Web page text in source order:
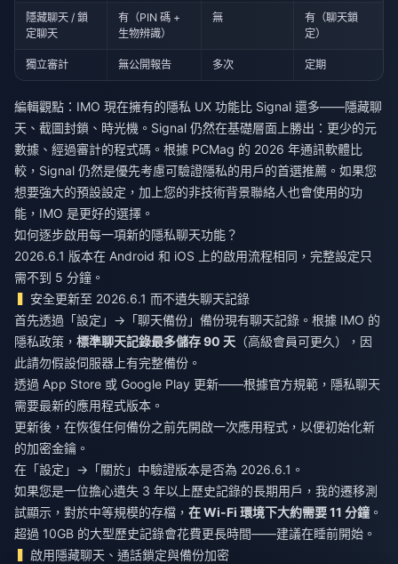
隱藏聊天 / 鎖
定聊天
有（PIN 碼 +
生物辨識）
無
有（聊天鎖
定）
獨立審計 無公開報告 多次 定期
編輯觀點：IMO 現在擁有的隱私 UX 功能比 Signal 還多——隱藏聊
天、截圖封鎖、時光機。Signal 仍然在基礎層面上勝出：更少的元
數據、經過審計的程式碼。根據 PCMag 的 2026 年通訊軟體比
較，Signal 仍然是優先考慮可驗證隱私的用戶的首選推薦。如果您
想要強大的預設設定，加上您的非技術背景聯絡人也會使用的功
能，IMO 是更好的選擇。
如何逐步啟用每一項新的隱私聊天功能？
2026.6.1 版本在 Android 和 iOS 上的啟用流程相同，完整設定只
需不到 5 分鐘。
安全更新至 2026.6.1 而不遺失聊天記錄
首先透過「設定」→「聊天備份」備份現有聊天記錄。根據 IMO 的
隱私政策， 標準聊天記錄最多儲存 90 天 （高級會員可更久），因
此請勿假設伺服器上有完整備份。
透過 App Store 或 Google Play 更新——根據官方規範，隱私聊天
需要最新的應用程式版本。
更新後，在恢復任何備份之前先開啟一次應用程式，以便初始化新
的加密金鑰。
在「設定」→「關於」中驗證版本是否為 2026.6.1。
如果您是一位擔心遺失 3 年以上歷史記錄的長期用戶，我的遷移測
試顯示，對於中等規模的存檔， 在 Wi-Fi 環境下大約需要 11 分鐘 。
超過 10GB 的大型歷史記錄會花費更長時間——建議在睡前開始。
啟用隱藏聊天、通話鎖定與備份加密